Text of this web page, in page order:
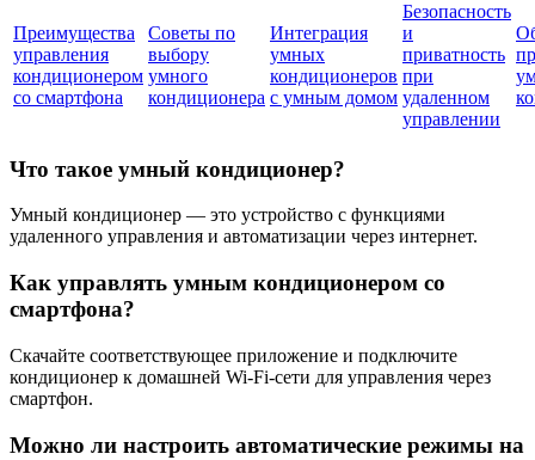
Преимущества
управления
кондиционером
со смартфона
Советы по
выбору
умного
кондиционера
Интеграция
умных
кондиционеров
с умным домом
Безопасность
и
приватность
при
удаленном
управлении
Что такое умный кондиционер?
Умный кондиционер — это устройство с функциями
удаленного управления и автоматизации через интернет.
Как управлять умным кондиционером со
смартфона?
Скачайте соответствующее приложение и подключите
кондиционер к домашней Wi-Fi-сети для управления через
смартфон.
Можно ли настроить автоматические режимы на